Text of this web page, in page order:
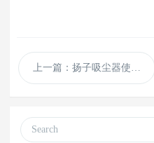
上一篇：扬子吸尘器使用时漏风怎么排查